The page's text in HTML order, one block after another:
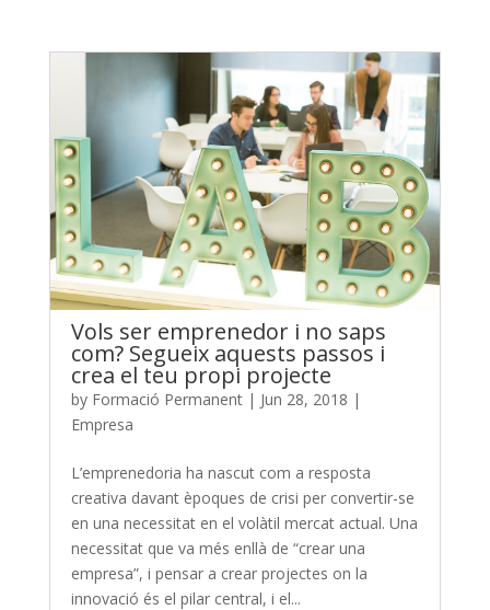
Vols ser emprenedor i no saps
com? Segueix aquests passos i
crea el teu propi projecte
by Formació Permanent| Jun 28, 2018 |
Empresa
L’emprenedoria ha nascut com a resposta
creativa davant èpoques de crisi per convertir-se
en una necessitat en el volàtil mercat actual. Una
necessitat que va més enllà de “crear una
empresa”, i pensar a crear projectes on la
innovació és el pilar central, i el...